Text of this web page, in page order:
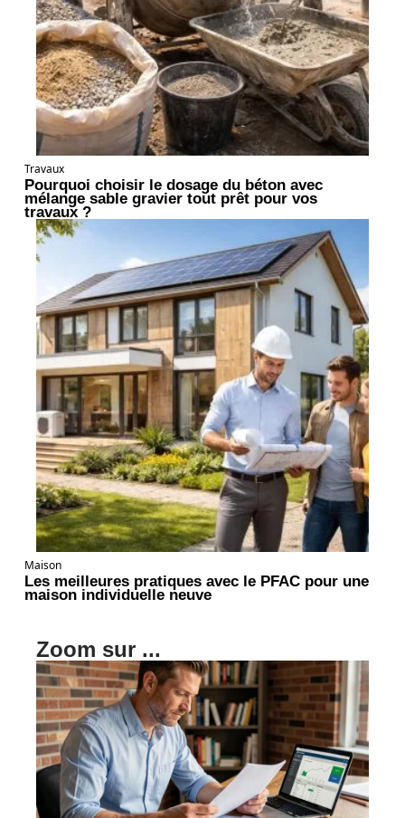
Travaux
Pourquoi choisir le dosage du béton avec
mélange sable gravier tout prêt pour vos
travaux ?
Maison
Les meilleures pratiques avec le PFAC pour une
maison individuelle neuve
Zoom sur ...